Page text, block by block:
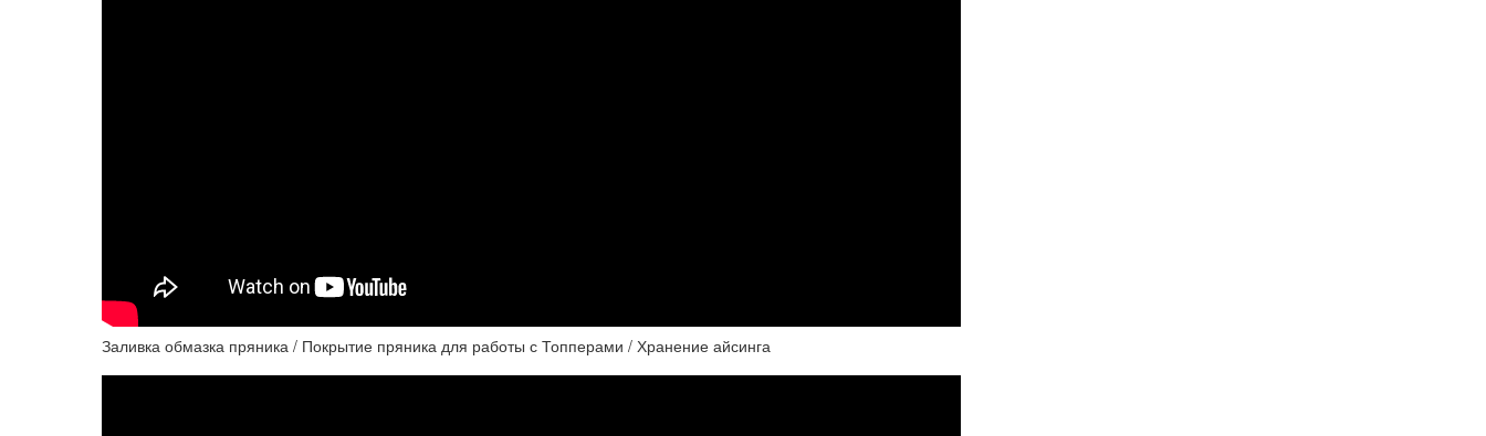
Заливка обмазка пряника / Покрытие пряника для работы с Топперами / Хранение айсинга